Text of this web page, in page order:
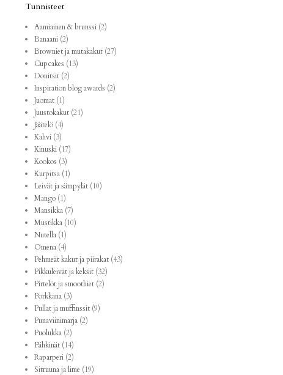
Tunnisteet
Aamiainen & brunssi (2)
Banaani (2)
Browniet ja mutakakut (27)
Cupcakes (13)
Donitsit (2)
Inspiration blog awards (2)
Juomat (1)
Juustokakut (21)
Jäätelö (4)
Kahvi (3)
Kinuski (17)
Kookos (3)
Kurpitsa (1)
Leivät ja sämpylät (10)
Mango (1)
Mansikka (7)
Mustikka (10)
Nutella (1)
Omena (4)
Pehmeät kakut ja piirakat (43)
Pikkuleivät ja keksit (32)
Pirtelöt ja smoothiet (2)
Porkkana (3)
Pullat ja muffinssit (9)
Punaviinimarja (2)
Puolukka (2)
Pähkinät (14)
Raparperi (2)
Sitruuna ja lime (19)